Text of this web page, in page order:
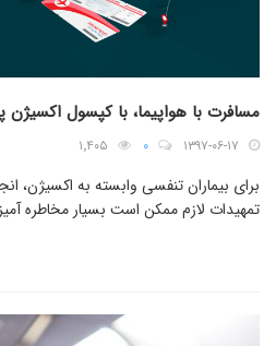
مسافرت با هواپیما، با کپسول اکسیژن
۱۳۹۷-۰۶-۱۷ ۰ ۱٬۴۰۵
برای بیماران تنفسی وابسته به اکسیژن،
تمهیدات لازم ممکن است بسیار مخاطره